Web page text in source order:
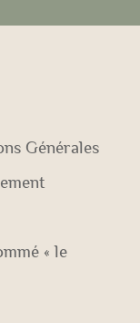
Générales
« le